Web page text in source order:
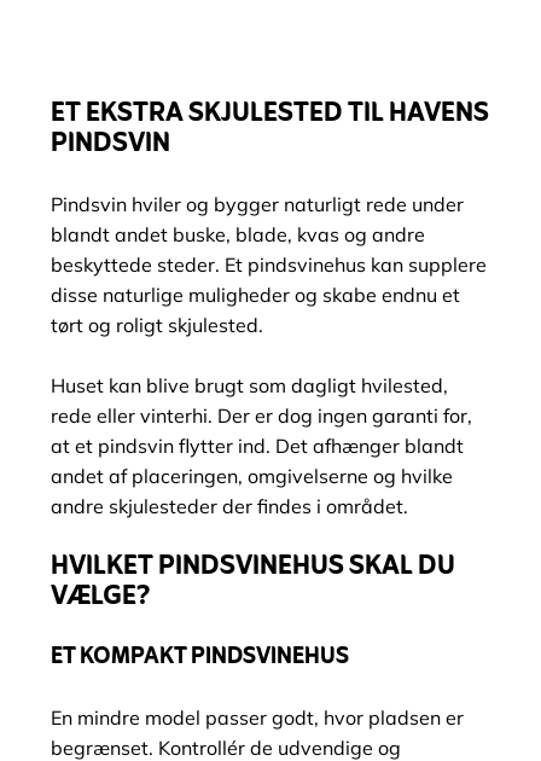
ET EKSTRA SKJULESTED TIL HAVENS
PINDSVIN
Pindsvin hviler og bygger naturligt rede under
blandt andet buske, blade, kvas og andre
beskyttede steder. Et pindsvinehus kan supplere
disse naturlige muligheder og skabe endnu et
tørt og roligt skjulested.
Huset kan blive brugt som dagligt hvilested,
rede eller vinterhi. Der er dog ingen garanti for,
at et pindsvin flytter ind. Det afhænger blandt
andet af placeringen, omgivelserne og hvilke
andre skjulesteder der findes i området.
HVILKET PINDSVINEHUS SKAL DU
VÆLGE?
ET KOMPAKT PINDSVINEHUS
En mindre model passer godt, hvor pladsen er
begrænset. Kontrollér de udvendige og